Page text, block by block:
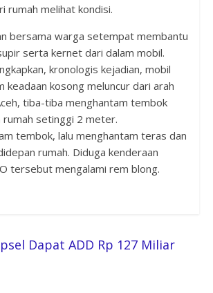
rumah melihat kondisi.
bersama warga setempat membantu
serta kernet dari dalam mobil.
kronologis kejadian, mobil
keadaan kosong meluncur dari arah
tiba-tiba menghantam tembok
setinggi 2 meter.
tembok, lalu menghantam teras dan
rumah. Diduga kenderaan
tersebut mengalami rem blong.
Dapat ADD Rp 127 Miliar